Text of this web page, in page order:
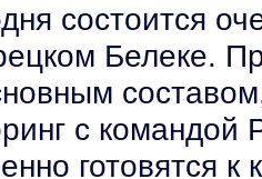
состоится
Белеке.
с
готовятся